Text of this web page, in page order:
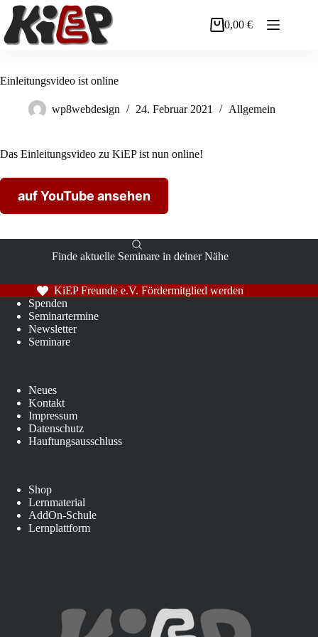
Zum
Inhalt
springen
Warenkorb
0,00€
Einleitungsvideo ist online
wp8webdesign 24. Februar 2021 Allgemein
Das Einleitungsvideo zu KiEP ist nun online!
auf YouTube ansehen
Finde aktuelle Seminare in deiner Nähe
KiEP Freunde e.V. Fördermitglied werden
Spenden
Seminartermine
Newsletter
Seminare
Neues
Kontakt
Impressum
Datenschutz
Hauftungsausschluss
Shop
Lernmaterial
AddOn-Schule
Lernplattform